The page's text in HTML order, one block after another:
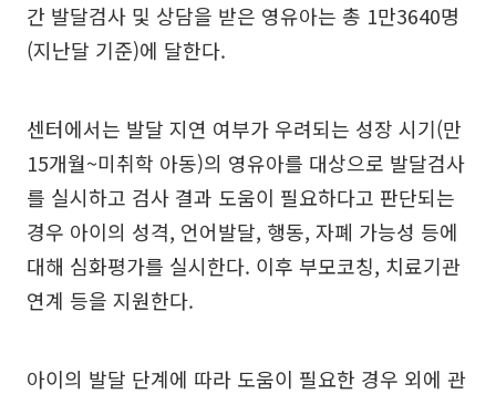
간 발달검사 및 상담을 받은 영유아는 총 1만3640명
(지난달 기준)에 달한다.
센터에서는 발달 지연 여부가 우려되는 성장 시기(만
15개월~미취학 아동)의 영유아를 대상으로 발달검사
를 실시하고 검사 결과 도움이 필요하다고 판단되는
경우 아이의 성격, 언어발달, 행동, 자폐 가능성 등에
대해 심화평가를 실시한다. 이후 부모코칭, 치료기관
연계 등을 지원한다.
아이의 발달 단계에 따라 도움이 필요한 경우 외에 관